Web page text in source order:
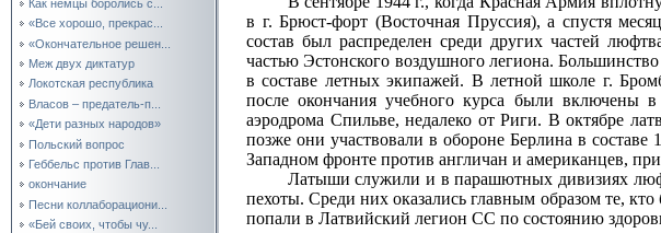
Как немцы боролись с...
«Все хорошо, прекрас...
«Окончательное решен...
Меж двух диктатур
Локотская республика
Власов – предатель-п...
«Дети разных народов»
Польский вопрос
Геббельс против Глав...
окончание
Песни коллаборациони...
«Бей своих, чтобы чу...
в г. Брюст‑форт (Восточная Пруссия), а спустя
состав был распределен среди других частей
частью Эстонского воздушного легиона.
в составе летных экипажей. В летной школе г.
после окончания учебного курса были включены
аэродрома Спильве, недалеко от Риги. В октябре
позже они участвовали в обороне Берлина в составе
Западном фронте против англичан и американцев,
Латыши служили и в парашютных дивизиях
пехоты. Среди них оказались главным образом те,
попали в Латвийский легион СС по состоянию